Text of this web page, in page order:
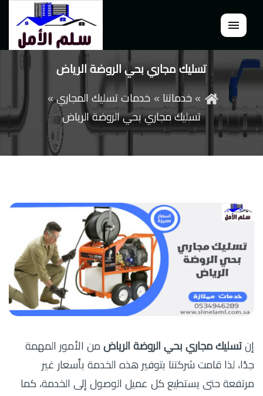
القائمة
تسليك مجاري بحي الروضة الرياض
خدماتنا
خدمات تسليك المجاري
تسليك مجاري بحي الروضة الرياض
إن تسليك مجاري بحي الروضة الرياض من الأمور المهمة
جدًا، لذا قامت شركتنا بتوفير هذه الخدمة بأسعار غير
مرتفعة حتى يستطيع كل عميل الوصول إلى الخدمة، كما